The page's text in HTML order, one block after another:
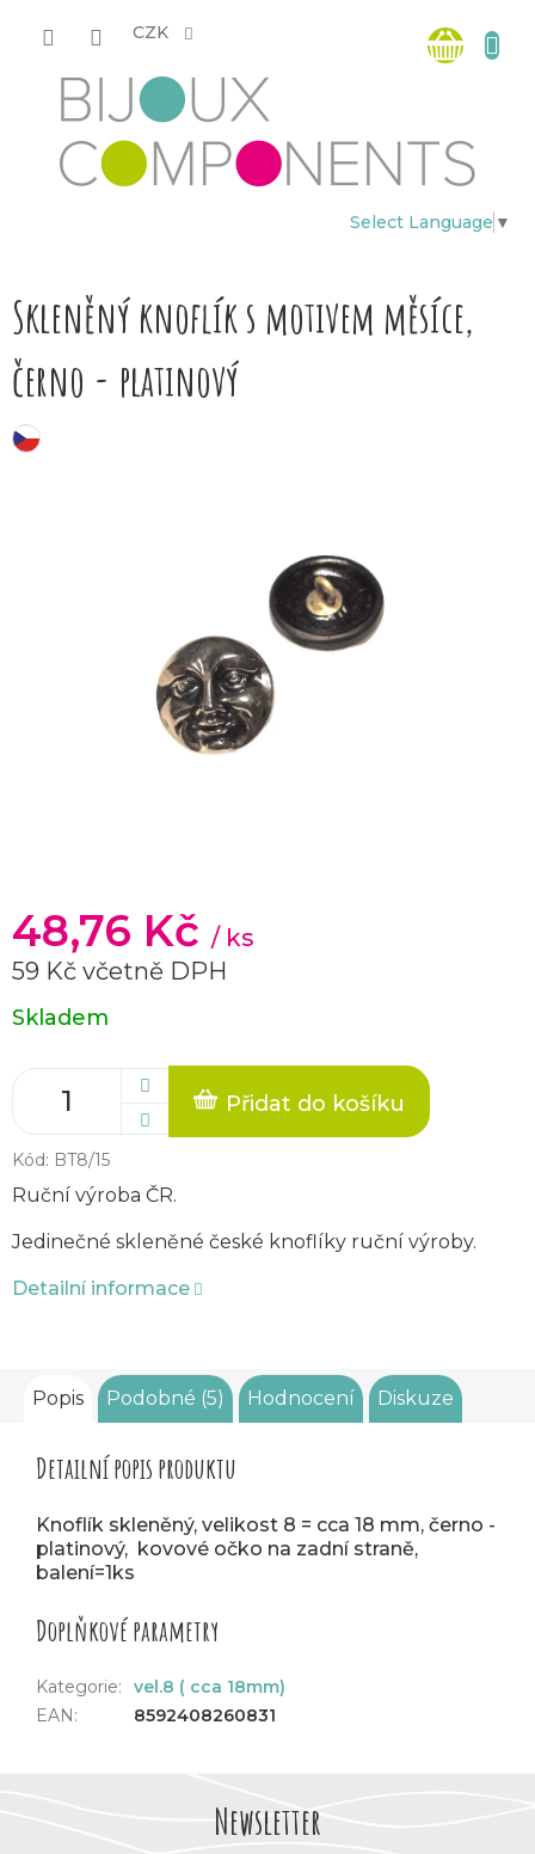
CZK
Select Language ▼
košík
Skleněný knoflík s motivem měsíce,
černo - platinový
48,76 Kč / ks
59 Kč včetně DPH
Měrná
cena:
Skladem
Přidat do košíku
Kód: BT8/15
Ruční výroba ČR.
Jedinečné skleněné české knoflíky ruční výroby.
Detailní informace
Popis Podobné (5) Hodnocení Diskuze
Detailní popis produktu
Knoflík skleněný, velikost 8 = cca 18 mm, černo -
platinový, kovové očko na zadní straně,
balení=1ks
Doplňkové parametry
Kategorie:
vel.8 ( cca 18mm)
EAN: 8592408260831
Newsletter